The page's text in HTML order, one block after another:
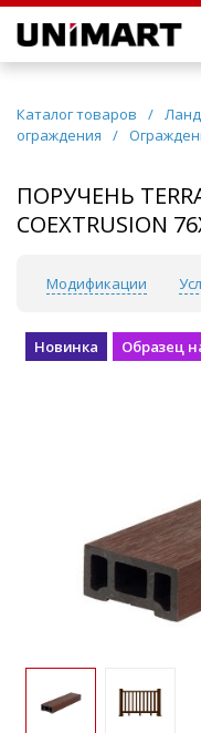
Каталог товаров /
ограждения
/
ПОРУЧЕНЬ
COEXTRUSION
Модификации
Новинка Образец